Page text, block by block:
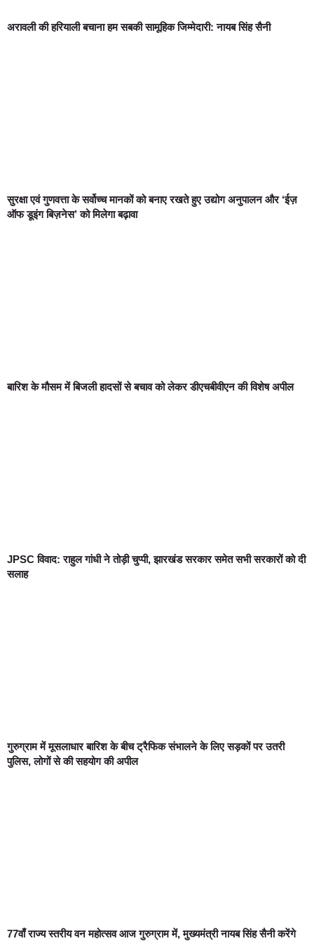
अरावली की हरियाली बचाना हम सबकी सामूहिक जिम्मेदारी: नायब सिंह सैनी
सुरक्षा एवं गुणवत्ता के सर्वोच्च मानकों को बनाए रखते हुए उद्योग अनुपालन और ‘ईज़
ऑफ डूइंग बिज़नेस’ को मिलेगा बढ़ावा
बारिश के मौसम में बिजली हादसों से बचाव को लेकर डीएचबीवीएन की विशेष अपील
JPSC विवाद: राहुल गांधी ने तोड़ी चुप्पी, झारखंड सरकार समेत सभी सरकारों को दी
सलाह
गुरुग्राम में मूसलाधार बारिश के बीच ट्रैफिक संभालने के लिए सड़कों पर उतरी
पुलिस, लोगों से की सहयोग की अपील
77वाँ राज्य स्तरीय वन महोत्सव आज गुरुग्राम में, मुख्यमंत्री नायब सिंह सैनी करेंगे